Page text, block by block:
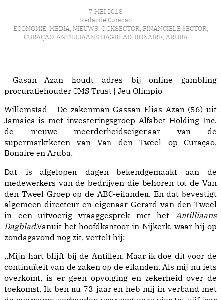
7 MEI 2018
Redactie Curacao
ECONOMIE, MEDIA, NIEUWS, GOKSECTOR, FINANCIELE SECTOR,
CURAÇAO, ANTILLIAANS DAGBLAD, BONAIRE, ARUBA
Gasan Azan houdt adres bij online gambling
procuratiehouder CMS Trust | Jeu Olimpio
Willemstad - De zakenman Gassan Elias Azan (56) uit
Jamaica is met investeringsgroep Alfabet Holding Inc.
de nieuwe meerderheidseigenaar van de
supermarktketen van Van den Tweel op Curaçao,
Bonaire en Aruba.
Dat is afgelopen dagen bekendgemaakt aan de
medewerkers van de bedrijven die behoren tot de Van
den Tweel Groep op de ABC-eilanden. En dat bevestigt
algemeen directeur en eigenaar Gerard van den Tweel
in een uitvoerig vraaggesprek met het Antilliaans
Dagblad.Vanuit het hoofdkantoor in Nijkerk, waar hij op
zondagavond nog zit, vertelt hij:
,,Mijn hart blijft bij de Antillen. Maar ik doe dit voor de
continuïteit van de zaken op de eilanden. Als mij nu iets
overkomt, is er geen opvolging en zekerheid over de
toekomst. Ik ben nu 73 jaar en heb mij in verband met